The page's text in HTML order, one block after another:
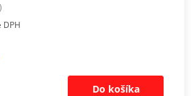
DPH
Do košíka